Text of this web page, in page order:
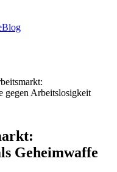
Blog
gegen Arbeitslosigkeit
Geheimwaffe